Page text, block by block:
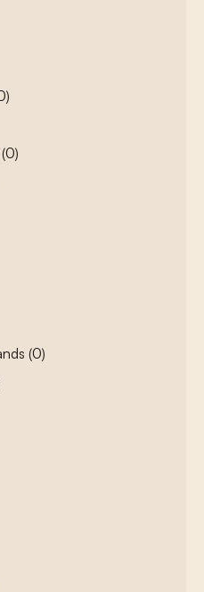
(0)
(0)